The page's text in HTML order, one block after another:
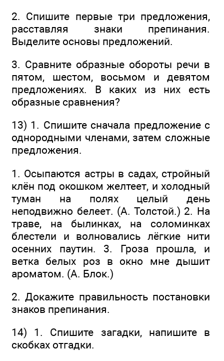
2. Спишите первые три предложения,
расставляя знаки препинания.
Выделите основы предложений.
3. Сравните образные обороты речи в
пятом, шестом, восьмом и девятом
предложениях. В каких из них есть
образные сравнения?
13) 1. Спишите сначала предложение с
однородными членами, затем сложные
предложения.
1. Осыпаются астры в садах, стройный
клён под окошком желтеет, и холодный
туман на полях целый день
неподвижно белеет. (А. Толстой.) 2. На
траве, на былинках, на соломинках
блестели и волновались лёгкие нити
осенних паутин. 3. Гроза прошла, и
ветка белых роз в окно мне дышит
ароматом. (А. Блок.)
2. Докажите правильность постановки
знаков препинания.
14) 1. Спишите загадки, напишите в
скобках отгадки.